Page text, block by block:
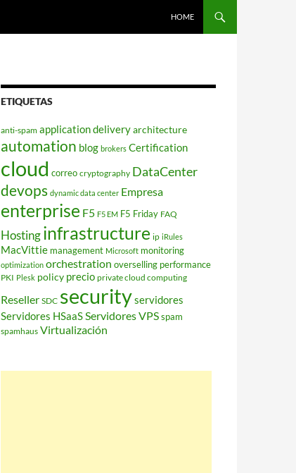
HOME
ETIQUETAS
anti-spam application deliveryarchitecture
automation blog brokers Certification
cloud correo cryptography DataCenter
devops dynamic data center Empresa
enterprise F5 F5 EM F5 Friday FAQ
Hostinginfrastructure ip iRules
MacVittie management Microsoft monitoring
optimization orchestration overselling performance
PKI Plesk policy precio private cloud computing
Reseller SDC securityservidores
Servidores HSaaSServidores VPSspam
spamhaus Virtualización